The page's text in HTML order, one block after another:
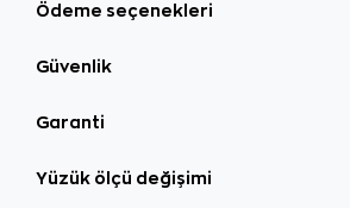
Ödeme seçenekleri
Güvenlik
Garanti
Yüzük ölçü değişimi